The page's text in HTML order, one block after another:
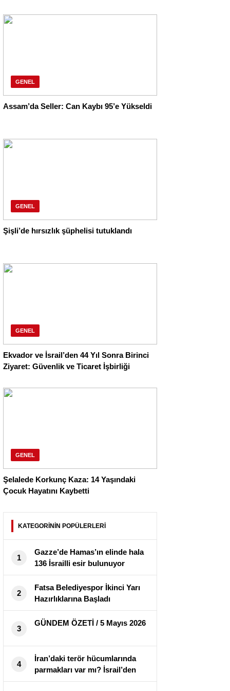
GENEL
Assam’da Seller: Can Kaybı 95’e Yükseldi
GENEL
Şişli’de hırsızlık şüphelisi tutuklandı
GENEL
Ekvador ve İsrail’den 44 Yıl Sonra Birinci
Ziyaret: Güvenlik ve Ticaret İşbirliği
GENEL
Şelalede Korkunç Kaza: 14 Yaşındaki
Çocuk Hayatını Kaybetti
KATEGORİNİN POPÜLERLERİ
1
Gazze’de Hamas’ın elinde hala
136 İsrailli esir bulunuyor
2
Fatsa Belediyespor İkinci Yarı
Hazırlıklarına Başladı
3
GÜNDEM ÖZETİ / 5 Mayıs 2026
4
İran’daki terör hücumlarında
parmakları var mı? İsrail’den
birinci açıklama geldi